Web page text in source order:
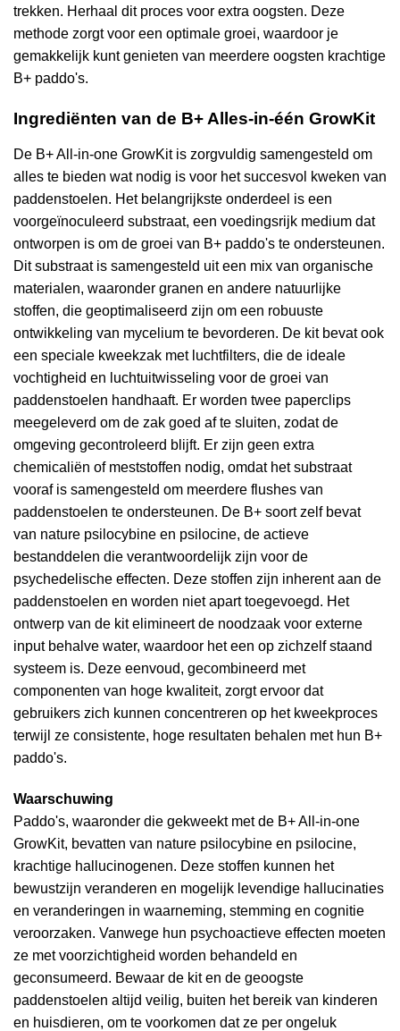
trekken. Herhaal dit proces voor extra oogsten. Deze
methode zorgt voor een optimale groei, waardoor je
gemakkelijk kunt genieten van meerdere oogsten krachtige
B+ paddo's.
Ingrediënten van de B+ Alles-in-één GrowKit
De B+ All-in-one GrowKit is zorgvuldig samengesteld om
alles te bieden wat nodig is voor het succesvol kweken van
paddenstoelen. Het belangrijkste onderdeel is een
voorgeïnoculeerd substraat, een voedingsrijk medium dat
ontworpen is om de groei van B+ paddo's te ondersteunen.
Dit substraat is samengesteld uit een mix van organische
materialen, waaronder granen en andere natuurlijke
stoffen, die geoptimaliseerd zijn om een robuuste
ontwikkeling van mycelium te bevorderen. De kit bevat ook
een speciale kweekzak met luchtfilters, die de ideale
vochtigheid en luchtuitwisseling voor de groei van
paddenstoelen handhaaft. Er worden twee paperclips
meegeleverd om de zak goed af te sluiten, zodat de
omgeving gecontroleerd blijft. Er zijn geen extra
chemicaliën of meststoffen nodig, omdat het substraat
vooraf is samengesteld om meerdere flushes van
paddenstoelen te ondersteunen. De B+ soort zelf bevat
van nature psilocybine en psilocine, de actieve
bestanddelen die verantwoordelijk zijn voor de
psychedelische effecten. Deze stoffen zijn inherent aan de
paddenstoelen en worden niet apart toegevoegd. Het
ontwerp van de kit elimineert de noodzaak voor externe
input behalve water, waardoor het een op zichzelf staand
systeem is. Deze eenvoud, gecombineerd met
componenten van hoge kwaliteit, zorgt ervoor dat
gebruikers zich kunnen concentreren op het kweekproces
terwijl ze consistente, hoge resultaten behalen met hun B+
paddo's.
Waarschuwing
Paddo's, waaronder die gekweekt met de B+ All-in-one
GrowKit, bevatten van nature psilocybine en psilocine,
krachtige hallucinogenen. Deze stoffen kunnen het
bewustzijn veranderen en mogelijk levendige hallucinaties
en veranderingen in waarneming, stemming en cognitie
veroorzaken. Vanwege hun psychoactieve effecten moeten
ze met voorzichtigheid worden behandeld en
geconsumeerd. Bewaar de kit en de geoogste
paddenstoelen altijd veilig, buiten het bereik van kinderen
en huisdieren, om te voorkomen dat ze per ongeluk